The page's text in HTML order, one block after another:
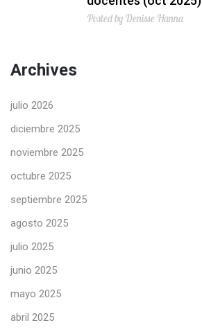
Posted by Denisse Hanna
Archives
julio 2026
diciembre 2025
noviembre 2025
octubre 2025
septiembre 2025
agosto 2025
julio 2025
junio 2025
mayo 2025
abril 2025